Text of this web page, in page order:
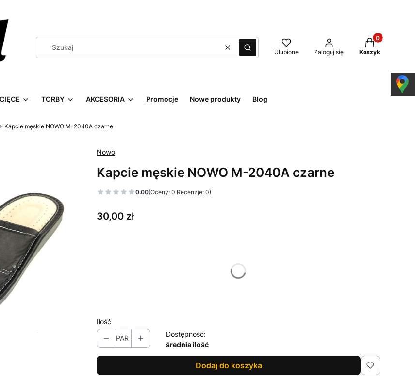
WyczyśćSzukaj Ulubione Zaloguj się
Produkty w
Koszyk
TORBY AKCESORIA Promocje Nowe produkty Blog
Kapcie męskie NOWO M-2040A czarne
Nowo
Kapcie męskie NOWO M-2040A czarne
0.00(Oceny: 0 Recenzje: 0)
Cena
30,00 zł
Ilość
PAR
Dostępność:
średnia ilość
Dodaj do koszyka